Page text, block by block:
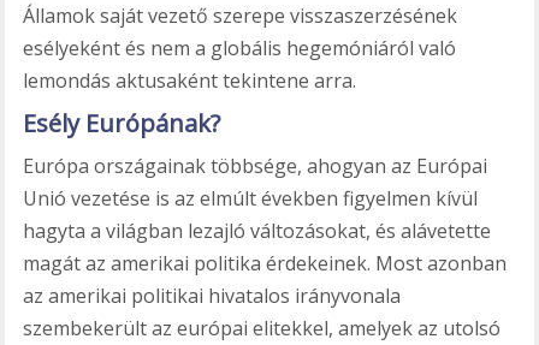
Államok saját vezető szerepe visszaszerzésének
esélyeként és nem a globális hegemóniáról való
lemondás aktusaként tekintene arra.
Esély Európának?
Európa országainak többsége, ahogyan az Európai
Unió vezetése is az elmúlt években figyelmen kívül
hagyta a világban lezajló változásokat, és alávetette
magát az amerikai politika érdekeinek. Most azonban
az amerikai politikai hivatalos irányvonala
szembekerült az európai elitekkel, amelyek az utolsó